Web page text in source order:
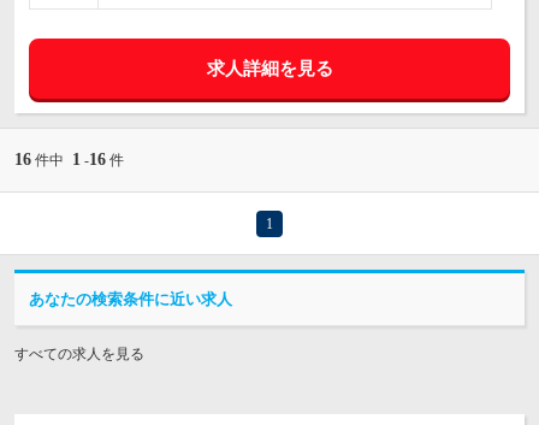
求人詳細を見る
16 件中 1 -16 件
1
あなたの検索条件に近い求人
すべての求人を見る